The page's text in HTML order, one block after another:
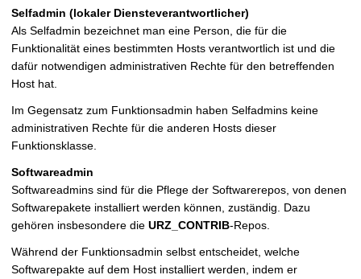
Selfadmin (lokaler Diensteverantwortlicher)
Als Selfadmin bezeichnet man eine Person, die für die
Funktionalität eines bestimmten Hosts verantwortlich ist und die
dafür notwendigen administrativen Rechte für den betreffenden
Host hat.
Im Gegensatz zum Funktionsadmin haben Selfadmins keine
administrativen Rechte für die anderen Hosts dieser
Funktionsklasse.
Softwareadmin
Softwareadmins sind für die Pflege der Softwarerepos, von denen
Softwarepakete installiert werden können, zuständig. Dazu
gehören insbesondere die URZ_CONTRIB-Repos.
Während der Funktionsadmin selbst entscheidet, welche
Softwarepakte auf dem Host installiert werden, indem er